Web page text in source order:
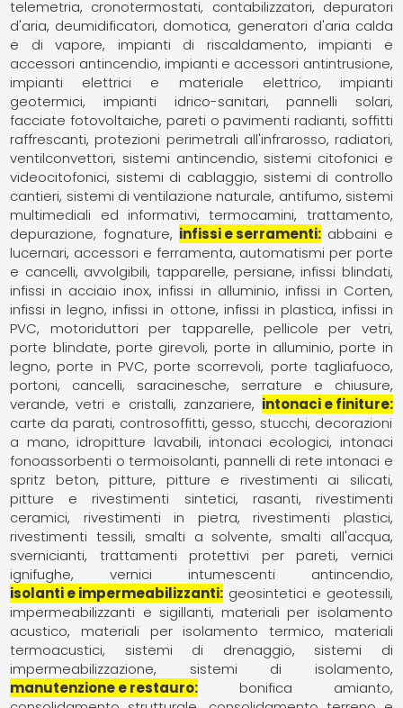
telemetria
cronotermostati, contabilizzatori
depuratori
d'aria deumidificatori domotica generatori d'aria calda
e di vapore
impianti di riscaldamento
impianti e
accessori antincendio impianti e accessori antintrusione
impianti elettrici e materiale elettrico
impianti
geotermici
impianti idrico-sanitari
pannelli solari,
facciate fotovoltaiche pareti o pavimenti radianti, soffitti
raffrescanti protezioni perimetrali all'infrarosso radiatori,
ventilconvettori sistemi antincendio sistemi citofonici e
videocitofonici sistemi di cablaggio sistemi di controllo
cantieri sistemi di ventilazione naturale, antifumo sistemi
multimediali ed informativi
termocamini
trattamento,
depurazione, fognature infissi e serramenti abbaini e
lucernari accessori e ferramenta automatismi per porte
e cancelli avvolgibili, tapparelle, persiane infissi blindati
infissi in acciaio inox infissi in alluminio infissi in Corten
infissi in legno infissi in ottone infissi in plastica infissi in
PVC
motoriduttori per tapparelle
pellicole per vetri
porte blindate porte girevoli porte in alluminio porte in
legno porte in PVC porte scorrevoli porte tagliafuoco
portoni, cancelli, saracinesche
serrature e chiusure
verande vetri e cristalli zanzariere
intonaci e finiture
carte da parati controsoffitti gesso, stucchi, decorazioni
a mano idropitture lavabili intonaci ecologici intonaci
fonoassorbenti o termoisolanti pannelli di rete intonaci e
spritz beton
pitture
pitture e rivestimenti ai silicati
pitture e rivestimenti sintetici
rasanti
rivestimenti
ceramici
rivestimenti in pietra
rivestimenti plastici
rivestimenti tessili
smalti a solvente
smalti all'acqua
svernicianti
trattamenti protettivi per pareti
vernici
ignifughe
vernici intumescenti antincendio
isolanti e impermeabilizzanti geosintetici e geotessili
impermeabilizzanti e sigillanti materiali per isolamento
acustico
materiali per isolamento termico
materiali
termoacustici
sistemi di drenaggio
sistemi di
impermeabilizzazione
sistemi di isolamento
manutenzione e restauro
bonifica amianto